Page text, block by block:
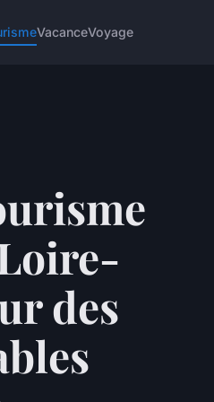
VacanceVoyage
des